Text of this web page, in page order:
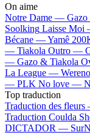
On aime
Notre Dame —
Soolking Laisse
Bécane —Yamê
— Tiakola Outro —
— Gazo & Tiakola
La League —
— PLK No love —
Top traduction
Traduction des
Traduction Coulda
DICTADOR —